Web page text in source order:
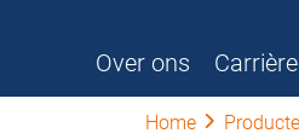
Over ons Carrière
Home